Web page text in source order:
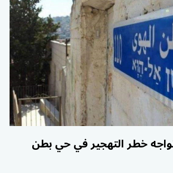
عائلة تواجه خطر التهجير في حي بطن